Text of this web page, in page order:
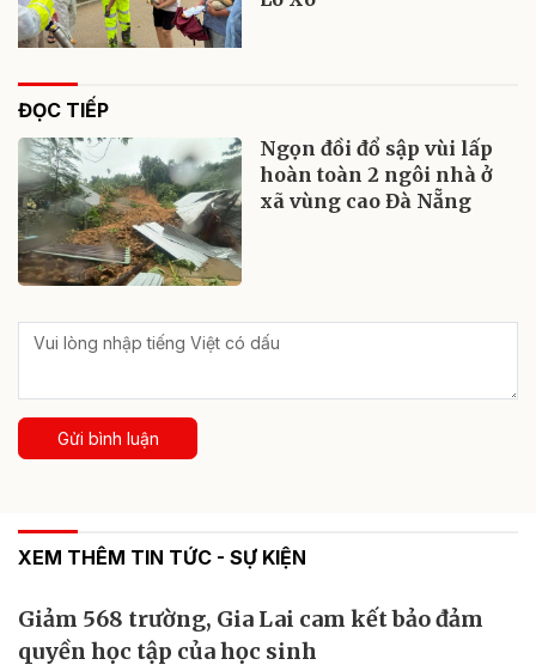
ĐỌC TIẾP
Ngọn đồi đổ sập vùi lấp
hoàn toàn 2 ngôi nhà ở
xã vùng cao Đà Nẵng
Gửi bình luận
XEM THÊM TIN TỨC - SỰ KIỆN
Giảm 568 trường, Gia Lai cam kết bảo đảm
quyền học tập của học sinh